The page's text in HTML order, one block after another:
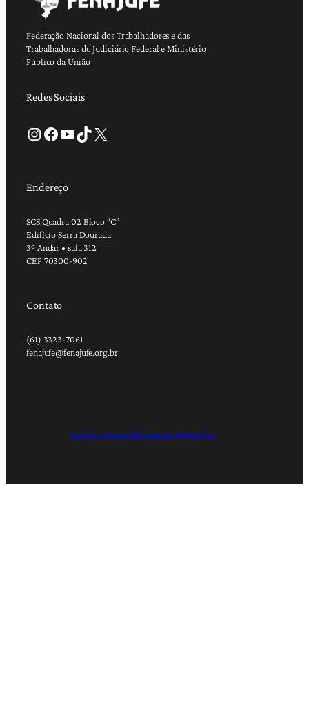
Federação Nacional dos Trabalhadores e das
Trabalhadoras do Judiciário Federal e Ministério
Público da União
Redes Sociais
Instagram Facebook Youtube TikTok X
Endereço
SCS Quadra 02 Bloco “C”
Edifício Serra Dourada
3º Andar • sala 312
CEP 70300-902
Contato
(61) 3323-7061
fenajufe@fenajufe.org.br
Criação e Desenvolvimento: RapDesign